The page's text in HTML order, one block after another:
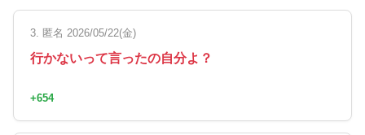
3. 匿名 2026/05/22(金)
行かないって言ったの自分よ？
+654